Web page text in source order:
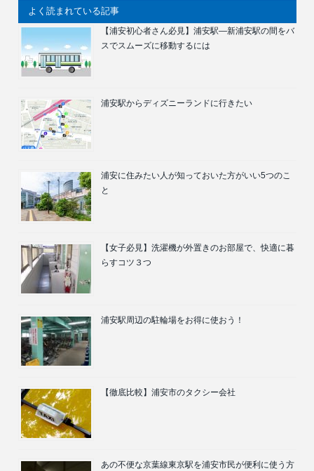
よく読まれている記事
【浦安初心者さん必見】浦安駅―新浦安駅の間をバ
スでスムーズに移動するには
浦安駅からディズニーランドに行きたい
浦安に住みたい人が知っておいた方がいい5つのこ
と
【女子必見】洗濯機が外置きのお部屋で、快適に暮
らすコツ３つ
浦安駅周辺の駐輪場をお得に使おう！
【徹底比較】浦安市のタクシー会社
あの不便な京葉線東京駅を浦安市民が便利に使う方